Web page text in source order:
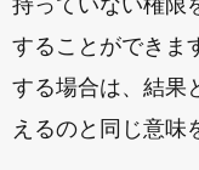
することができま
する場合は、結果
えるのと同じ意味